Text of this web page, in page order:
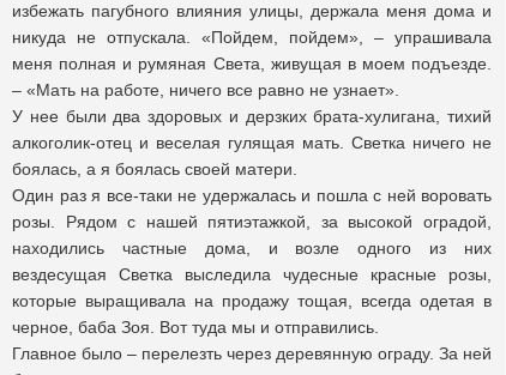
избежать пагубного влияния улицы, держала меня дома и
никуда не отпускала. «Пойдем, пойдем», – упрашивала
меня полная и румяная Света, живущая в моем подъезде.
– «Мать на работе, ничего все равно не узнает».
У нее были два здоровых и дерзких брата-хулигана, тихий
алкоголик-отец и веселая гулящая мать. Светка ничего не
боялась, а я боялась своей матери.
Один раз я все-таки не удержалась и пошла с ней воровать
розы. Рядом с нашей пятиэтажкой, за высокой оградой,
находились частные дома, и возле одного из них
вездесущая Светка выследила чудесные красные розы,
которые выращивала на продажу тощая, всегда одетая в
черное, баба Зоя. Вот туда мы и отправились.
Главное было – перелезть через деревянную ограду. За ней